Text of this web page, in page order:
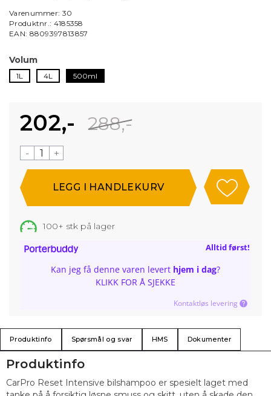
Varenummer: 30
Produktnr.: 4185358
EAN: 8809397813857
Volum
1L 4L 500ml
202,- 288,-
- +
100+ stk på lager
Alltid først!
Kan jeg få denne varen levert hjem i dag?
KLIKK FOR Å SJEKKE
Kontaktløs levering
Produktinfo Spørsmål og svar HMS Dokumenter
Produktinfo
CarPro Reset Intensive bilshampoo er spesielt laget med